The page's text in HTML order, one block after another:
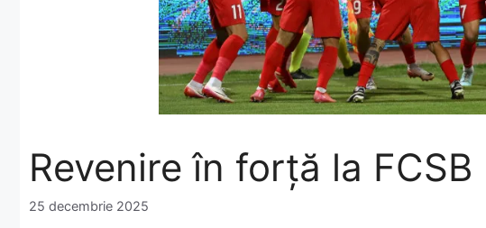
Revenire în forță la FCSB
25 decembrie 2025